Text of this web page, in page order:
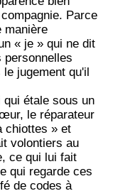
Parce
manière
« je » qui ne dit
personnelles
jugement qu'il
qui étale sous un
le réparateur
chiottes » et
volontiers au
ce qui lui fait
qui regarde ces
de codes à